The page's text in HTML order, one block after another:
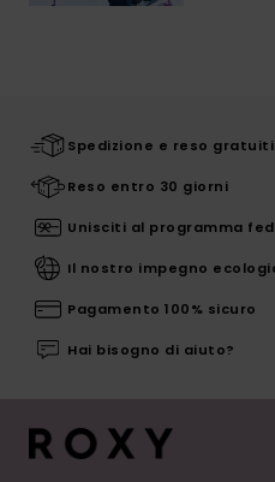
Spedizione e reso
Reso entro 30 giorni
Unisciti al programma
Il nostro impegno
Pagamento 100% sicuro
Hai bisogno di aiuto?